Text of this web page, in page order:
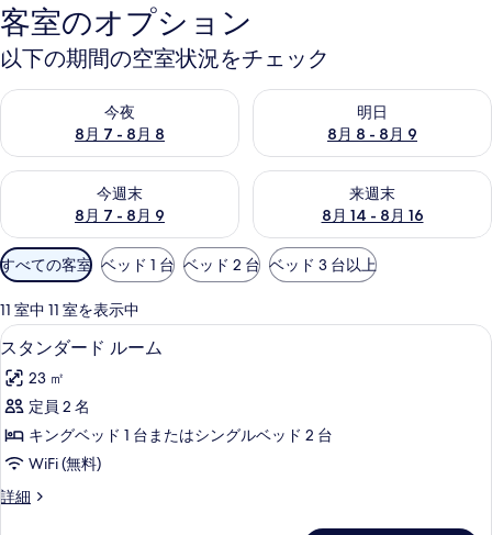
客室のオプション
以下の期間の空室状況をチェック
今夜
8月 7 - 8月 8
今夜 8月 7 - 8月 8 の空室状況をチェック
明日
8月 8 - 8月 9
明日 8月 8 - 8月 9 の空室状況
今週末
8月 7 - 8月 9
今週末 8月 7 - 8月 9 の空室状況をチェック
来週末
8月 14 - 8月 16
来週末 8月 14 - 8月 16 の空室
利
用
可
能
な
客
室
の
り
込
すべての客室 ベッド 1 台 ベッド 2 台 ベッド 3 台以上
11 室中 11 室を表示中
ス
タ
ン
ダ
ー
ド
ル
1 室のベッドルーム、高級寝具、羽
4
スタンダード ルーム
23 ㎡
定員 2 名
キングベッド 1 台またはシングルベッド 2 台
WiFi (無料)
詳細
ス